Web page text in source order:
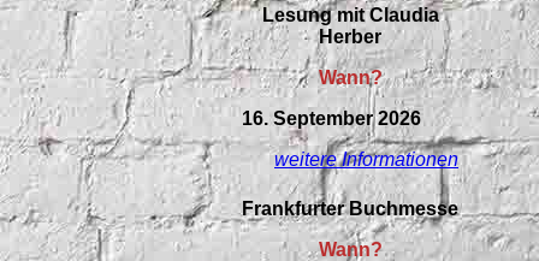
Lesung mit Claudia
Herber
Wann?
16. September 2026
weitere Informationen
Frankfurter Buchmesse
Wann?